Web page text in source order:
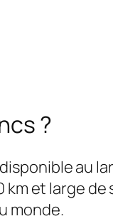
?
au
km et large
monde.